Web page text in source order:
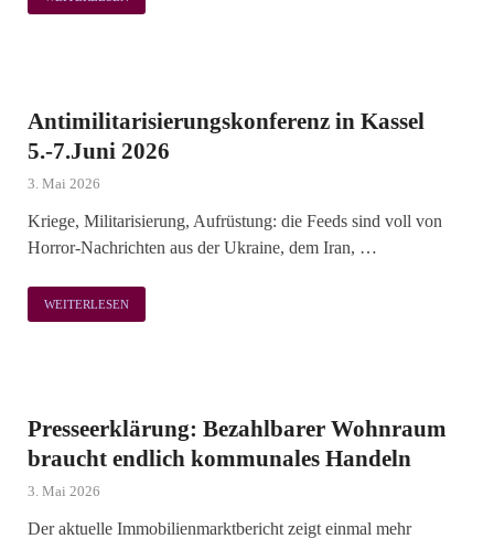
Antimilitarisierungskonferenz in Kassel
5.-7.Juni 2026
3. Mai 2026
Kriege, Militarisierung, Aufrüstung: die Feeds sind voll von
Horror-Nachrichten aus der Ukraine, dem Iran, …
WEITERLESEN
Presseerklärung: Bezahlbarer Wohnraum
braucht endlich kommunales Handeln
3. Mai 2026
Der aktuelle Immobilienmarktbericht zeigt einmal mehr